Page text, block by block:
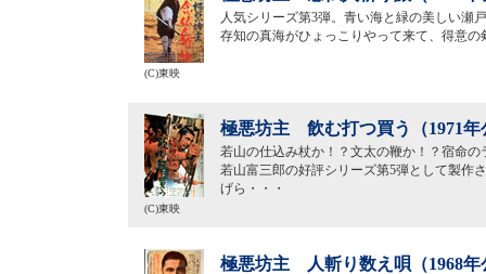
人気シリーズ第3弾。青い海と緑の美しい瀬
存知の真海がひょっこりやって来て、得意
(C)東映
極悪坊主 飲む打つ買う（1971年
若山の仕込み杖か！？文太の鞭か！？宿命
若山富三郎の好評シリーズ第5弾として製作
げら・・・
(C)東映
極悪坊主 人斬り数え唄（1968年